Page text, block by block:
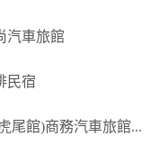
汽車旅館
民宿
尾館)商務汽車旅館...